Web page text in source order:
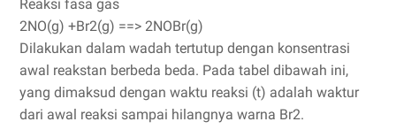
Reaksi fasa gas
2NO(g) +Br2(g) ==> 2NOBr(g)
Dilakukan dalam wadah tertutup dengan konsentrasi
awal reakstan berbeda beda. Pada tabel dibawah ini,
yang dimaksud dengan waktu reaksi (t) adalah waktur
dari awal reaksi sampai hilangnya warna Br2.